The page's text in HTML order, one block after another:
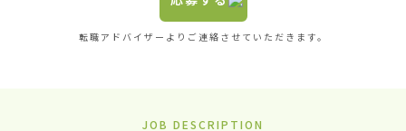
転職アドバイザーよりご連絡させていただきます。
JOB DESCRIPTION